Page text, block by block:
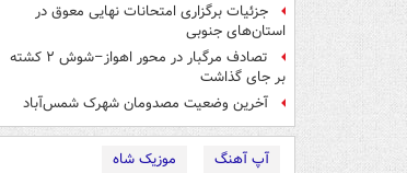
جزئیات برگزاری امتحانات نهایی معوق در
استان‌های جنوبی
تصادف مرگبار در محور اهواز–شوش ۲ کشته
بر جای گذاشت
آخرین وضعیت مصدومان شهرک شمس‌آباد
آپ آهنگ
موزیک شاه